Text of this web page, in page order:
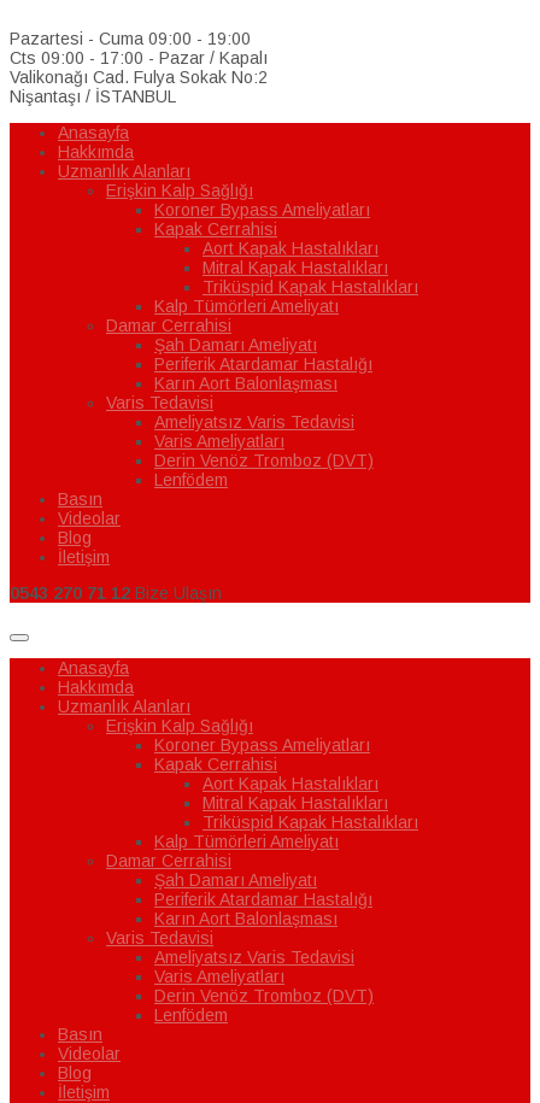
Pazartesi - Cuma 09:00 - 19:00
Cts 09:00 - 17:00 - Pazar / Kapalı
Valikonağı Cad. Fulya Sokak No:2
Nişantaşı / İSTANBUL
Anasayfa
Hakkımda
Uzmanlık Alanları
Erişkin Kalp Sağlığı
Koroner Bypass Ameliyatları
Kapak Cerrahisi
Aort Kapak Hastalıkları
Mitral Kapak Hastalıkları
Triküspid Kapak Hastalıkları
Kalp Tümörleri Ameliyatı
Damar Cerrahisi
Şah Damarı Ameliyatı
Periferik Atardamar Hastalığı
Karın Aort Balonlaşması
Varis Tedavisi
Ameliyatsız Varis Tedavisi
Varis Ameliyatları
Derin Venöz Tromboz (DVT)
Lenfödem
Basın
Videolar
Blog
İletişim
0543 270 71 12 Bize Ulaşın
Anasayfa
Hakkımda
Uzmanlık Alanları
Erişkin Kalp Sağlığı
Koroner Bypass Ameliyatları
Kapak Cerrahisi
Aort Kapak Hastalıkları
Mitral Kapak Hastalıkları
Triküspid Kapak Hastalıkları
Kalp Tümörleri Ameliyatı
Damar Cerrahisi
Şah Damarı Ameliyatı
Periferik Atardamar Hastalığı
Karın Aort Balonlaşması
Varis Tedavisi
Ameliyatsız Varis Tedavisi
Varis Ameliyatları
Derin Venöz Tromboz (DVT)
Lenfödem
Basın
Videolar
Blog
İletişim